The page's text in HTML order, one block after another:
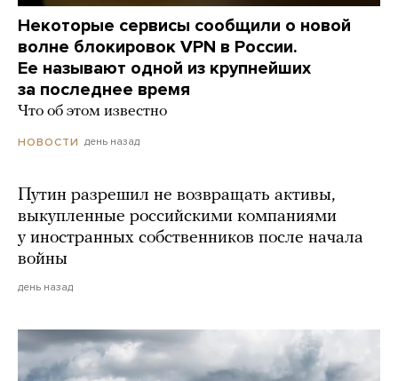
Некоторые сервисы сообщили о новой
волне блокировок VPN в России.
Ее называют одной из крупнейших
за последнее время
Что об этом известно
НОВОСТИ день назад
Путин разрешил не возвращать активы,
выкупленные российскими компаниями
у иностранных собственников после начала
войны
день назад